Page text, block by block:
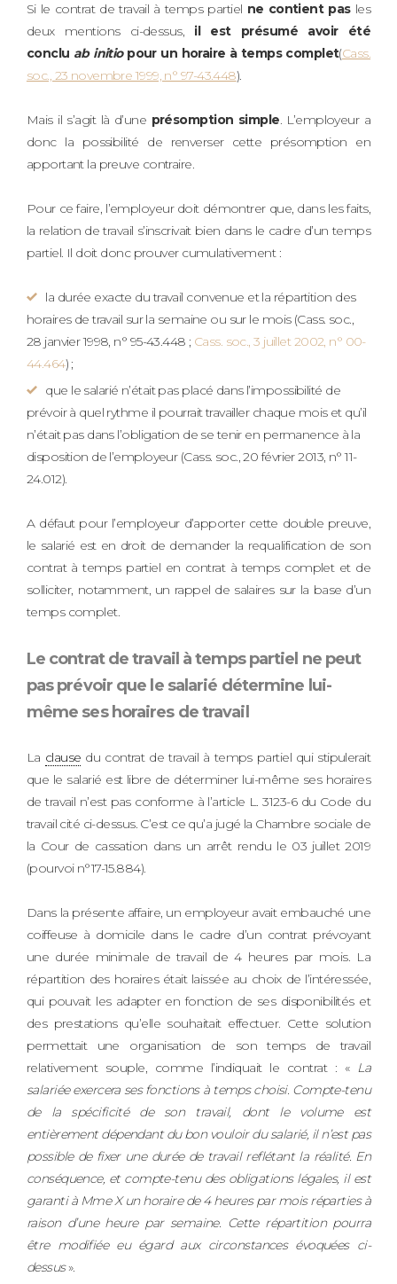
Si le contrat de travail à temps partiel ne contient pas les
deux mentions ci-dessus, il est présumé avoir été
conclu ab initiopour un horaire à temps complet(Cass.
soc., 23 novembre 1999, n° 97-43.448).
Mais il s’agit là d’une présomption simple. L’employeur a
donc la possibilité de renverser cette présomption en
apportant la preuve contraire.
Pour ce faire, l’employeur doit démontrer que, dans les faits,
la relation de travail s’inscrivait bien dans le cadre d’un temps
partiel. Il doit donc prouver cumulativement :
la durée exacte du travail convenue et la répartition des
horaires de travail sur la semaine ou sur le mois (Cass. soc.,
28 janvier 1998, n° 95-43.448 ; Cass. soc., 3 juillet 2002, n° 00-
44.464) ;
que le salarié n’était pas placé dans l’impossibilité de
prévoir à quel rythme il pourrait travailler chaque mois et qu’il
n’était pas dans l’obligation de se tenir en permanence à la
disposition de l’employeur (Cass. soc., 20 février 2013, n° 11-
24.012).
A défaut pour l’employeur d’apporter cette double preuve,
le salarié est en droit de demander la requalification de son
contrat à temps partiel en contrat à temps complet et de
solliciter, notamment, un rappel de salaires sur la base d’un
temps complet.
Le contrat de travail à temps partiel ne peut
pas prévoir que le salarié détermine lui-
même ses horaires de travail
La clause du contrat de travail à temps partiel qui stipulerait
que le salarié est libre de déterminer lui-même ses horaires
de travail n’est pas conforme à l’article L. 3123-6 du Code du
travail cité ci-dessus. C’est ce qu’a jugé la Chambre sociale de
la Cour de cassation dans un arrêt rendu le 03 juillet 2019
(pourvoi n°17-15.884).
Dans la présente affaire, un employeur avait embauché une
coiffeuse à domicile dans le cadre d’un contrat prévoyant
une durée minimale de travail de 4 heures par mois. La
répartition des horaires était laissée au choix de l’intéressée,
qui pouvait les adapter en fonction de ses disponibilités et
des prestations qu’elle souhaitait effectuer. Cette solution
permettait une organisation de son temps de travail
relativement souple, comme l’indiquait le contrat : « La
salariée exercera ses fonctions à temps choisi. Compte-tenu
de la spécificité de son travail, dont le volume est
entièrement dépendant du bon vouloir du salarié, il n’est pas
possible de fixer une durée de travail reflétant la réalité. En
conséquence, et compte-tenu des obligations légales, il est
garanti à Mme X un horaire de 4 heures par mois réparties à
raison d’une heure par semaine. Cette répartition pourra
être modifiée eu égard aux circonstances évoquées ci-
dessus».